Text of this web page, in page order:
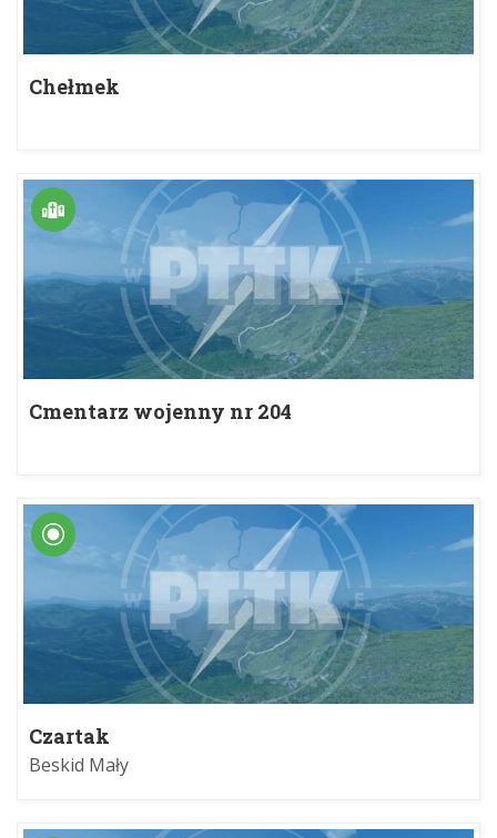
Chełmek
Cmentarz wojenny nr 204
Czartak
Beskid Mały